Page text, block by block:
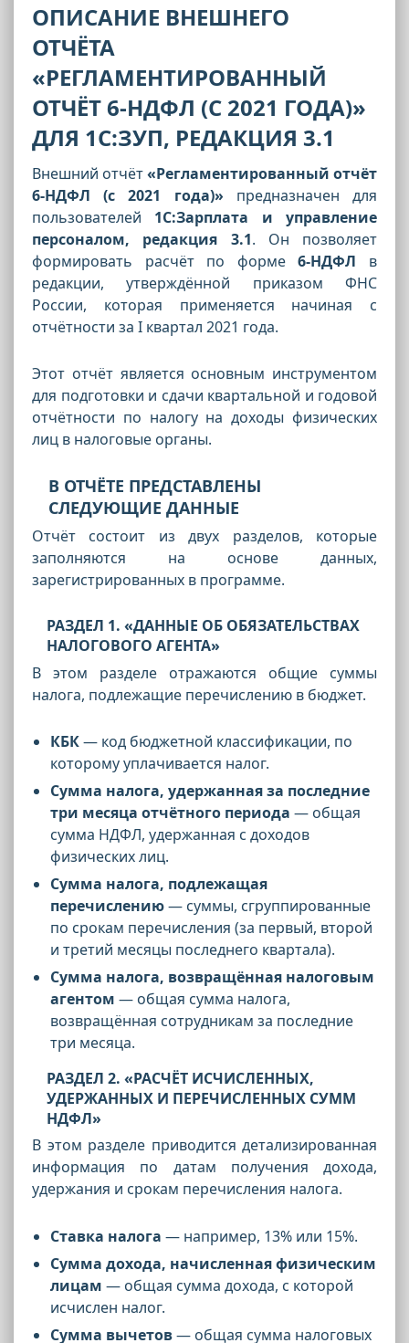
ОПИСАНИЕ ВНЕШНЕГО
ОТЧЁТА
«РЕГЛАМЕНТИРОВАННЫЙ
ОТЧЁТ 6-НДФЛ (С 2021 ГОДА)»
ДЛЯ 1С:ЗУП, РЕДАКЦИЯ 3.1
Внешний отчёт«Регламентированный отчёт
6-НДФЛ (с 2021 года)» предназначен для
пользователей 1С:Зарплата и управление
персоналом, редакция 3.1. Он позволяет
формировать расчёт по форме6-НДФЛ в
редакции, утверждённой приказом ФНС
России, которая применяется начиная с
отчётности за I квартал 2021 года.
Этот отчёт является основным инструментом
для подготовки и сдачи квартальной и годовой
отчётности по налогу на доходы физических
лиц в налоговые органы.
В ОТЧЁТЕ ПРЕДСТАВЛЕНЫ
СЛЕДУЮЩИЕ ДАННЫЕ
Отчёт состоит из двух разделов, которые
заполняются на основе данных,
зарегистрированных в программе.
РАЗДЕЛ 1. «ДАННЫЕ ОБ ОБЯЗАТЕЛЬСТВАХ
НАЛОГОВОГО АГЕНТА»
В этом разделе отражаются общие суммы
налога, подлежащие перечислению в бюджет.
КБК— код бюджетной классификации, по
которому уплачивается налог.
Сумма налога, удержанная за последние
три месяца отчётного периода — общая
сумма НДФЛ, удержанная с доходов
физических лиц.
Сумма налога, подлежащая
перечислению— суммы, сгруппированные
по срокам перечисления (за первый, второй
и третий месяцы последнего квартала).
Сумма налога, возвращённая налоговым
агентом — общая сумма налога,
возвращённая сотрудникам за последние
три месяца.
РАЗДЕЛ 2. «РАСЧЁТ ИСЧИСЛЕННЫХ,
УДЕРЖАННЫХ И ПЕРЕЧИСЛЕННЫХ СУММ
НДФЛ»
В этом разделе приводится детализированная
информация по датам получения дохода,
удержания и срокам перечисления налога.
Ставка налога — например, 13% или 15%.
Сумма дохода, начисленная физическим
лицам — общая сумма дохода, с которой
исчислен налог.
Сумма вычетов— общая сумма налоговых